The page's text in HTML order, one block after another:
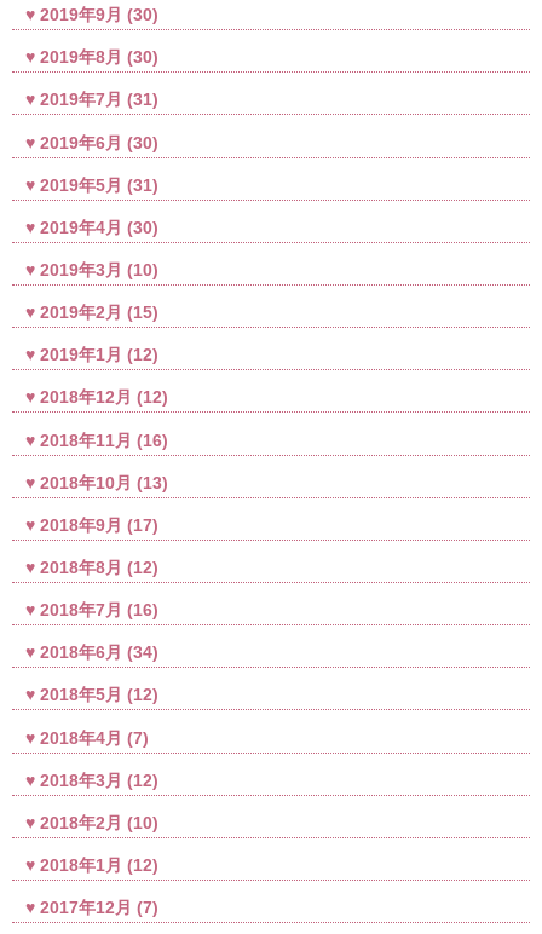
2019年9月 (30)
2019年8月 (30)
2019年7月 (31)
2019年6月 (30)
2019年5月 (31)
2019年4月 (30)
2019年3月 (10)
2019年2月 (15)
2019年1月 (12)
2018年12月 (12)
2018年11月 (16)
2018年10月 (13)
2018年9月 (17)
2018年8月 (12)
2018年7月 (16)
2018年6月 (34)
2018年5月 (12)
2018年4月 (7)
2018年3月 (12)
2018年2月 (10)
2018年1月 (12)
2017年12月 (7)